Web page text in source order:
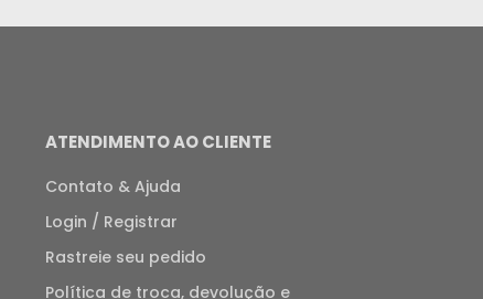
ATENDIMENTO AO CLIENTE
Contato & Ajuda
Login / Registrar
Rastreie seu pedido
Política de troca, devolução e